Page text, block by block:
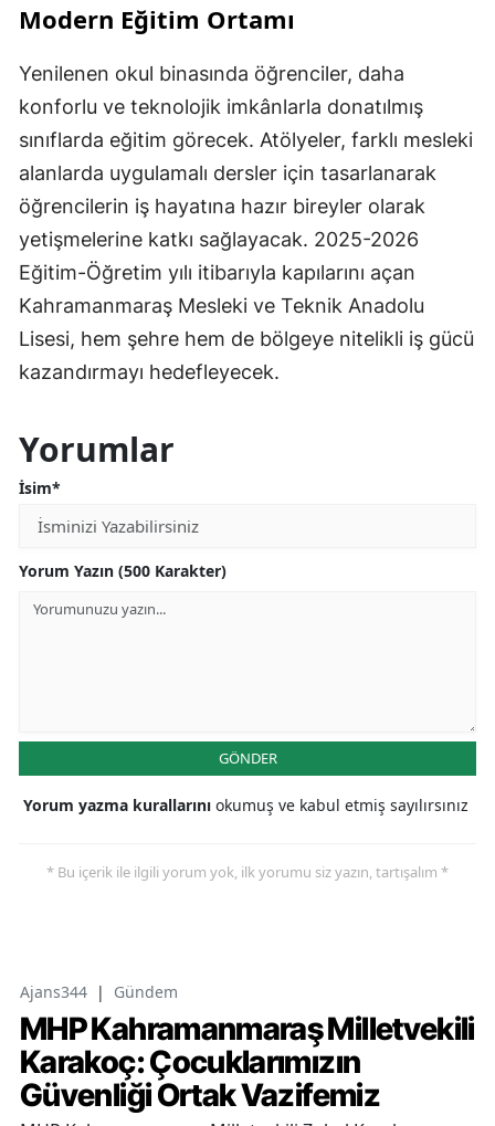
Modern Eğitim Ortamı
Yenilenen okul binasında öğrenciler, daha
konforlu ve teknolojik imkânlarla donatılmış
sınıflarda eğitim görecek. Atölyeler, farklı mesleki
alanlarda uygulamalı dersler için tasarlanarak
öğrencilerin iş hayatına hazır bireyler olarak
yetişmelerine katkı sağlayacak. 2025-2026
Eğitim-Öğretim yılı itibarıyla kapılarını açan
Kahramanmaraş Mesleki ve Teknik Anadolu
Lisesi, hem şehre hem de bölgeye nitelikli iş gücü
kazandırmayı hedefleyecek.
Yorumlar
İsim*
Yorum Yazın (500 Karakter)
GÖNDER
Yorum yazma kurallarını okumuş ve kabul etmiş sayılırsınız
* Bu içerik ile ilgili yorum yok, ilk yorumu siz yazın, tartışalım *
Ajans344 | Gündem
MHP Kahramanmaraş Milletvekili
Karakoç: Çocuklarımızın
Güvenliği Ortak Vazifemiz